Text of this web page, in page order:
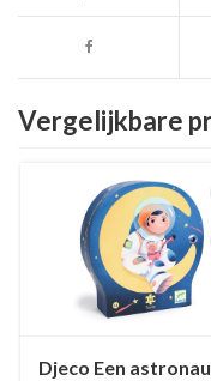
Vergelijkbare
Djeco Een